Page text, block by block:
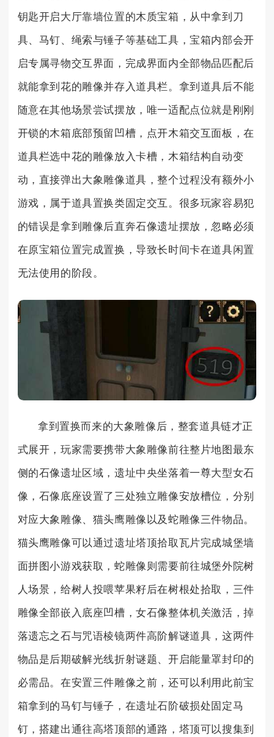
钥匙开启大厅靠墙位置的木质宝箱，从中拿到刀
具、马钉、绳索与锤子等基础工具，宝箱内部会开
启专属寻物交互界面，完成界面内全部物品匹配后
就能拿到花的雕像并存入道具栏。拿到道具后不能
随意在其他场景尝试摆放，唯一适配点位就是刚刚
开锁的木箱底部预留凹槽，点开木箱交互面板，在
道具栏选中花的雕像放入卡槽，木箱结构自动变
动，直接弹出大象雕像道具，整个过程没有额外小
游戏，属于道具置换类固定交互。很多玩家容易犯
的错误是拿到雕像后直奔石像遗址摆放，忽略必须
在原宝箱位置完成置换，导致长时间卡在道具闲置
无法使用的阶段。
拿到置换而来的大象雕像后，整套道具链才正
式展开，玩家需要携带大象雕像前往整片地图最东
侧的石像遗址区域，遗址中央坐落着一尊大型女石
像，石像底座设置了三处独立雕像安放槽位，分别
对应大象雕像、猫头鹰雕像以及蛇雕像三件物品。
猫头鹰雕像可以通过遗址塔顶拾取瓦片完成城堡墙
面拼图小游戏获取，蛇雕像则需要前往城堡外院树
人场景，给树人投喂苹果籽后在树根处拾取，三件
雕像全部嵌入底座凹槽，女石像整体机关激活，掉
落遗忘之石与咒语棱镜两件高阶解谜道具，这两件
物品是后期破解光线折射谜题、开启能量罩封印的
必需品。在安置三件雕像之前，还可以利用此前宝
箱拿到的马钉与锤子，在遗址石阶破损处固定马
钉，搭建出通往高塔顶部的通路，塔顶可以搜集到